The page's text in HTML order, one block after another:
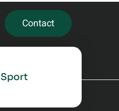
Contact
Sport